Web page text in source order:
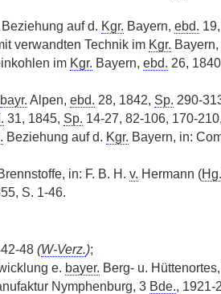
Beziehung auf d. Kgr. Bayern, ebd.
verwandten Technik im Kgr. Bayern,
im Kgr. Bayern, ebd. 26,
bayr. Alpen, ebd. 28, 1842, Sp. 290-
31, 1845, Sp. 14-27, 82-106, 170-
Beziehung auf d. Kgr. Bayern, in:
in: F. B. H. v. Hermann (Hg.
S. 1-46.
48 (W-Verz.);
e. bayer. Berg- u.
Nymphenburg, 3 Bde., 1921-